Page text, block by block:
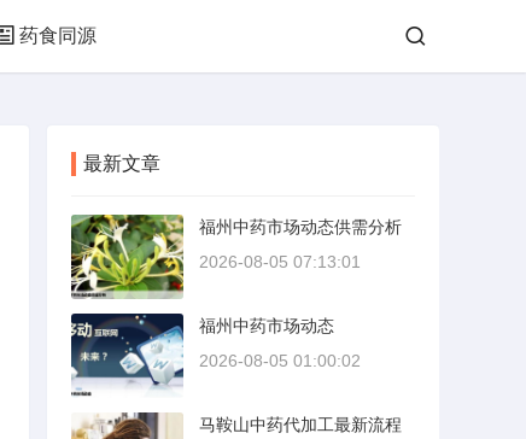
药食同源
最新文章
福州中药市场动态供需分析
2026-08-05 07:13:01
福州中药市场动态
2026-08-05 01:00:02
马鞍山中药代加工最新流程